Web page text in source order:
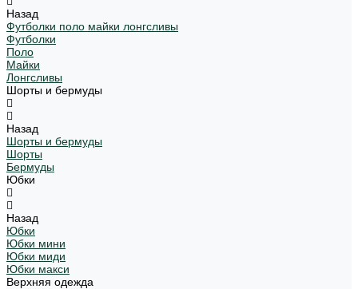
Назад
Футболки поло майки лонгсливы
Футболки
Поло
Майки
Лонгсливы
Шорты и бермуды
Назад
Шорты и бермуды
Шорты
Бермуды
Юбки
Назад
Юбки
Юбки мини
Юбки миди
Юбки макси
Верхняя одежда